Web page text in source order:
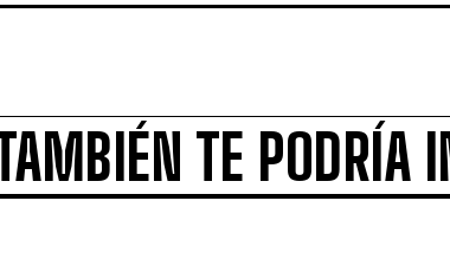
TE PODRÍA